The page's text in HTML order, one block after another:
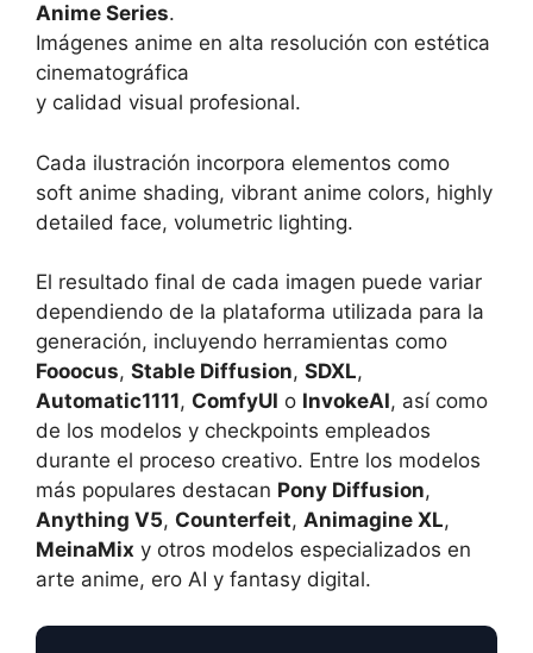
Anime Series.
Imágenes anime en alta resolución con estética
cinematográfica
y calidad visual profesional.
Cada ilustración incorpora elementos como
soft anime shading, vibrant anime colors, highly
detailed face, volumetric lighting.
El resultado final de cada imagen puede variar
dependiendo de la plataforma utilizada para la
generación, incluyendo herramientas como
Fooocus, Stable Diffusion, SDXL,
Automatic1111, ComfyUI o InvokeAI, así como
de los modelos y checkpoints empleados
durante el proceso creativo. Entre los modelos
más populares destacan Pony Diffusion,
Anything V5, Counterfeit, Animagine XL,
MeinaMix y otros modelos especializados en
arte anime, ero AI y fantasy digital.